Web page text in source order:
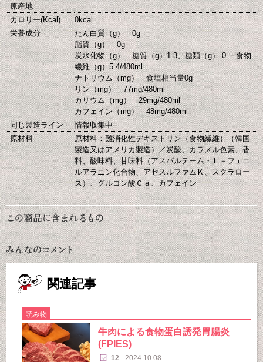
原産地
カロリー(Kcal)
0kcal
栄養成分
たん白質（g） 0g
脂質（g） 0g
炭水化物（g） 糖質（g）1.3、糖類（g） 0 －食物
繊維（g）5.4/480ml
ナトリウム（mg） 食塩相当量0g
リン（mg） 77mg/480ml
カリウム（mg） 29mg/480ml
カフェイン（mg） 48mg/480ml
同じ製造ライン
情報収集中
原材料
原材料：難消化性デキストリン（食物繊維）（韓国
製造又はアメリカ製造）／炭酸、カラメル色素、香
料、酸味料、甘味料（アスパルテーム・Ｌ－フェニ
ルアラニン化合物、アセスルファムＫ、スクラロー
ス）、グルコン酸Ｃａ、カフェイン
関連記事
読み物
牛肉による食物蛋白誘発胃腸炎
(FPIES)
12 2024.10.08